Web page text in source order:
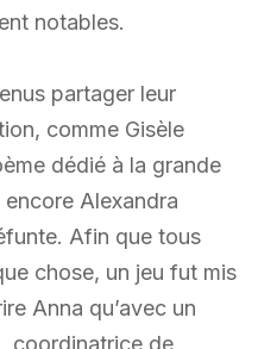
notables.
partager leur
comme Gisèle
dédié à la grande
Alexandra
Afin que tous
chose, un jeu fut mis
Anna qu’avec un
coordinatrice de